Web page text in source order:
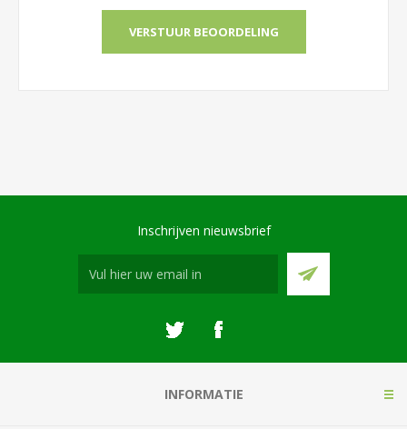
Inschrijven nieuwsbrief
INFORMATIE